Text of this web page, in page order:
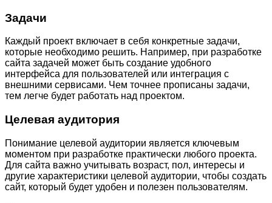
Задачи
Каждый проект включает в себя конкретные задачи,
которые необходимо решить. Например, при разработке
сайта задачей может быть создание удобного
интерфейса для пользователей или интеграция с
внешними сервисами. Чем точнее прописаны задачи,
тем легче будет работать над проектом.
Целевая аудитория
Понимание целевой аудитории является ключевым
моментом при разработке практически любого проекта.
Для сайта важно учитывать возраст, пол, интересы и
другие характеристики целевой аудитории, чтобы создать
сайт, который будет удобен и полезен пользователям.